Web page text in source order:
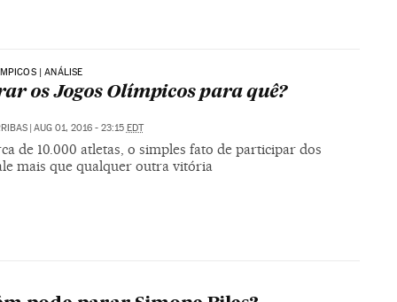
| ANÁLISE
os Jogos Olímpicos para quê?
AUG 01, 2016 - 23:15 EDT
de 10.000 atletas, o simples fato de participar dos
mais que qualquer outra vitória